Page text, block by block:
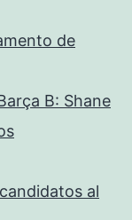
de
B: Shane
al